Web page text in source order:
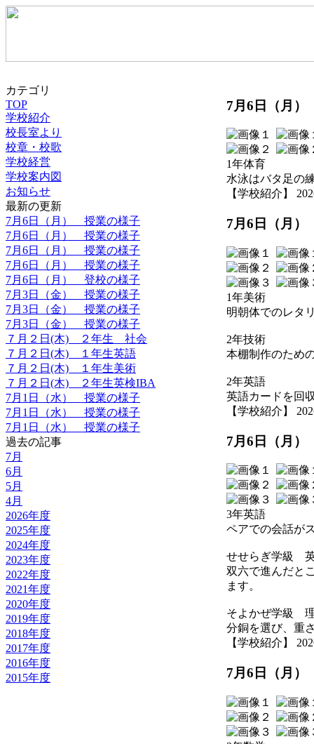
カテゴリ
TOP
学校紹介
校長室より
校章・校歌
学校経営
学校案内図
お知らせ
最新の更新
7月6日（月） 授業の様子
7月6日（月） 授業の様子
7月6日（月） 授業の様子
7月6日（月） 授業の様子
7月6日（月） 登校の様子
7月3日（金） 授業の様子
7月3日（金） 授業の様子
7月3日（金） 授業の様子
７月２日(木) ２年生 社会
７月２日(木) １年生英語
７月２日(木) １年生美術
７月２日(木) ２年生英検IBA
7月1日（水） 授業の様子
7月1日（水） 授業の様子
7月1日（水） 授業の様子
過去の記事
7月
6月
5月
4月
2026年度
2025年度
2024年度
2023年度
2022年度
2021年度
2020年度
2019年度
2018年度
2017年度
2016年度
2015年度
7月6日（月
1年体育
水泳はバタ足の
【学校紹介】
7月6日（月
1年美術
明朝体でのレタ
2年技術
本棚制作のため
2年英語
英語カードを回
【学校紹介】
7月6日（月
3年英語
ペアでの会話が
せせらぎ学級
双六で進んだと
ます。
そよかぜ学級
分銅を選び、重
【学校紹介】
7月6日（月